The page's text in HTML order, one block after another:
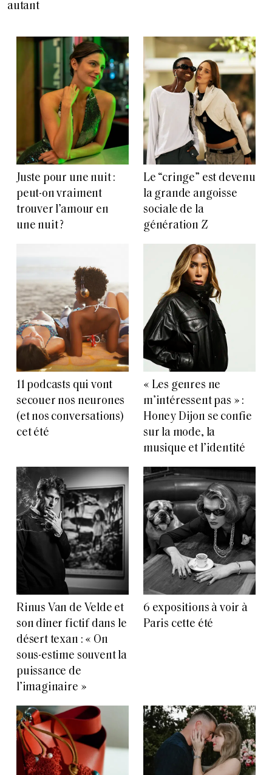
autant
Juste pour une nuit :
peut-on vraiment
trouver l’amour en
une nuit ?
Le “cringe” est devenu
la grande angoisse
sociale de la
génération Z
11 podcasts qui vont
secouer nos neurones
(et nos conversations)
cet été
« Les genres ne
m’intéressent pas » :
Honey Dijon se confie
sur la mode, la
musique et l’identité
Rinus Van de Velde et
son dîner fictif dans le
désert texan : « On
sous-estime souvent la
puissance de
l’imaginaire »
6 expositions à voir à
Paris cette été